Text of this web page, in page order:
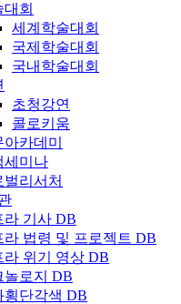
대회
세계학술대회
국제학술대회
국내학술대회
초청강연
콜로키움
아카데미
세미나
벌리서처
라 기사 DB
라 법령 및 프로젝트 DB
라 위기 영상 DB
놀로지 DB
횡단각색 DB